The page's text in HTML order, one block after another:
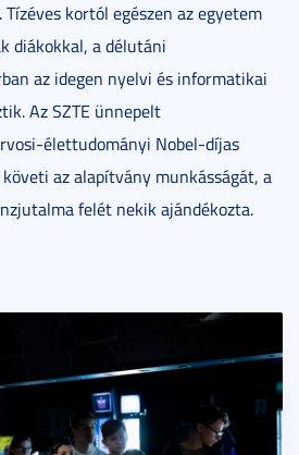
kortól egészen az egyetem
diákokkal, a délutáni
az idegen nyelvi és informatikai
Az SZTE ünnepelt
élettudományi Nobel-díjas
az alapítvány munkásságát, a
felét nekik ajándékozta.